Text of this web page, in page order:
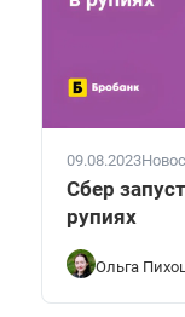
09.08.2023
Сбер
рупиях
Ольга